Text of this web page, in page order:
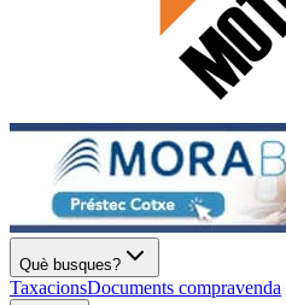
Què busques?
TaxacionsDocuments compravenda